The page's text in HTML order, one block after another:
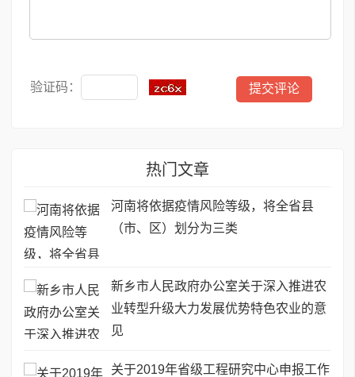
验证码：
热门文章
河南将依据疫情风险等级，将全省县
（市、区）划分为三类
新乡市人民政府办公室关于深入推进农
业转型升级大力发展优势特色农业的意
见
关于2019年省级工程研究中心申报工作